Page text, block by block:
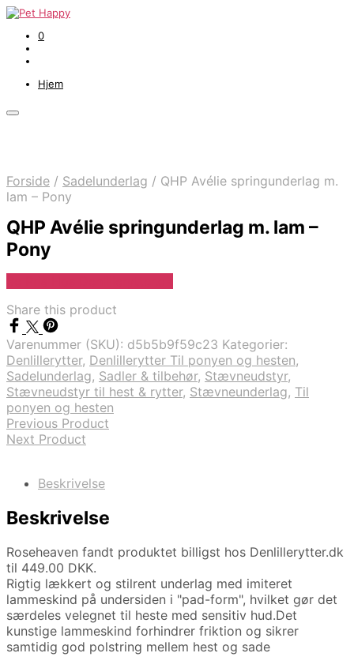
0
Hjem
Forside / Sadelunderlag / QHP Avélie springunderlag m.
lam – Pony
QHP Avélie springunderlag m. lam –
Pony
Share this product
Varenummer (SKU): d5b5b9f59c23 Kategorier:
Denlillerytter, Denlillerytter Til ponyen og hesten,
Sadelunderlag, Sadler & tilbehør, Stævneudstyr,
Stævneudstyr til hest & rytter, Stævneunderlag, Til
ponyen og hesten
Previous Product
Next Product
Beskrivelse
Beskrivelse
Roseheaven fandt produktet billigst hos Denlillerytter.dk
til 449.00 DKK.
Rigtig lækkert og stilrent underlag med imiteret
lammeskind på undersiden i "pad-form", hvilket gør det
særdeles velegnet til heste med sensitiv hud.Det
kunstige lammeskind forhindrer friktion og sikrer
samtidig god polstring mellem hest og sade